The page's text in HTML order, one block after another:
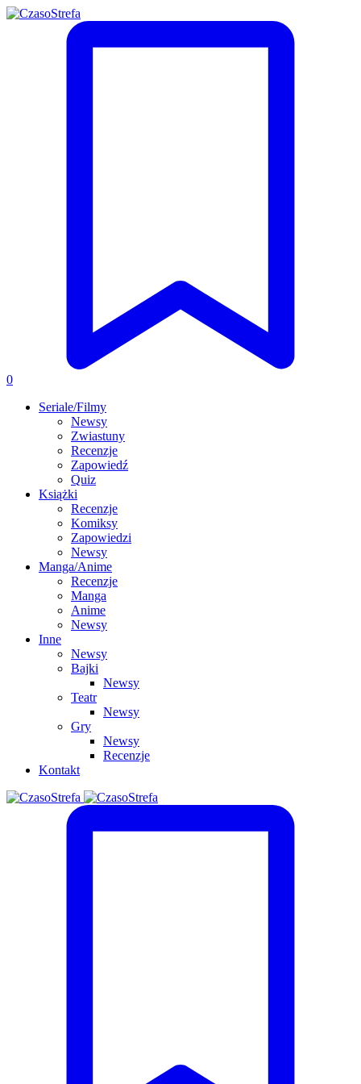
0
Seriale/Filmy
Newsy
Zwiastuny
Recenzje
Zapowiedź
Quiz
Książki
Recenzje
Komiksy
Zapowiedzi
Newsy
Manga/Anime
Recenzje
Manga
Anime
Newsy
Inne
Newsy
Bajki
Newsy
Teatr
Newsy
Gry
Newsy
Recenzje
Kontakt